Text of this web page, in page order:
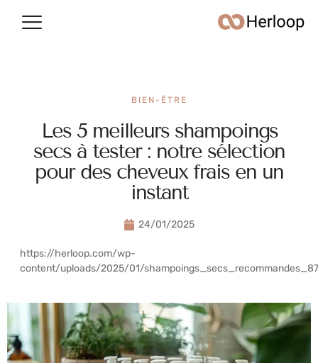
BIEN-ÊTRE
Les 5 meilleurs shampoings
secs à tester : notre sélection
pour des cheveux frais en un
instant
24/01/2025
https://herloop.com/wp-
content/uploads/2025/01/